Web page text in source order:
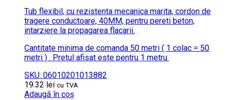
Tub flexibil, cu rezistenta mecanica marita, cordon de
tragere conductoare, 40MM, pentru pereti beton,
intarziere la propagarea flacarii.
Cantitate minima de comanda 50 metri ( 1 colac = 50
metri ) . Pretul afisat este pentru 1 metru.
SKU: 06010201013882
19.32 lei cu TVA
Adaugă în coș